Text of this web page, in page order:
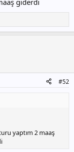
ne tatili istediğiniz
giderdi
#52
yaptım 2 maaş